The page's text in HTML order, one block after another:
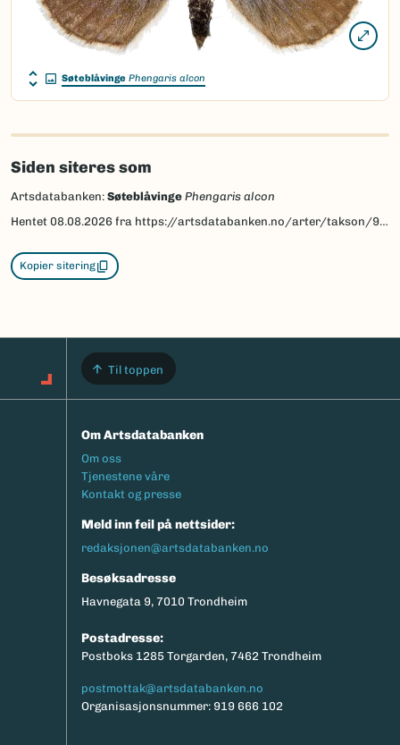
Søteblåvinge Phengaris alcon
Siden siteres som
Artsdatabanken: Søteblåvinge Phengaris alcon
Hentet 08.08.2026 fra https://artsdatabanken.no/arter/takson/95186
Kopier sitering
Til toppen
Om Artsdatabanken
Footermeny
Om oss
Tjenestene våre
Kontakt og presse
Meld inn feil på nettsider:
redaksjonen@artsdatabanken.no
Besøksadresse
Havnegata 9, 7010 Trondheim
Postadresse:
Postboks 1285 Torgarden, 7462 Trondheim
postmottak@artsdatabanken.no
Organisasjonsnummer: 919 666 102